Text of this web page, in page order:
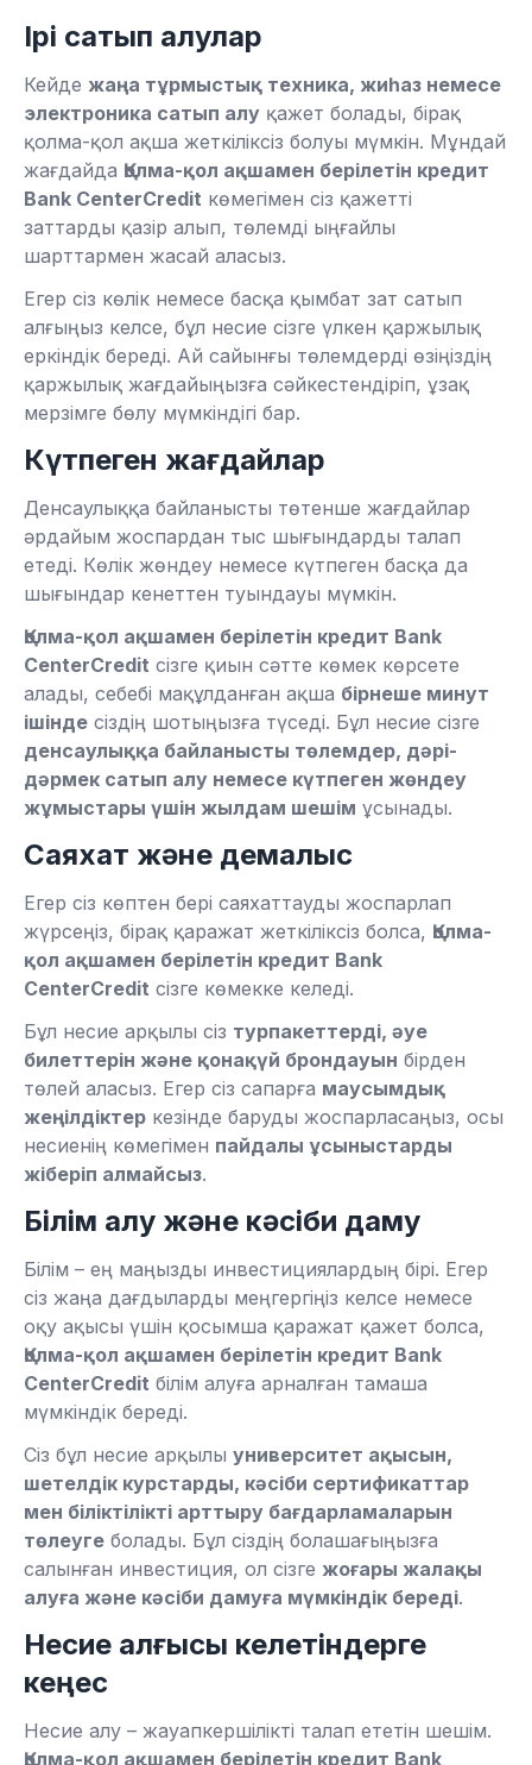
Ірі сатып алулар
Кейде жаңа тұрмыстық техника, жиһаз немесе
электроника сатып алу қажет болады, бірақ
қолма-қол ақша жеткіліксіз болуы мүмкін. Мұндай
жағдайда Қолма-қол ақшамен берілетін кредит
Bank CenterCredit көмегімен сіз қажетті
заттарды қазір алып, төлемді ыңғайлы
шарттармен жасай аласыз.
Егер сіз көлік немесе басқа қымбат зат сатып
алғыңыз келсе, бұл несие сізге үлкен қаржылық
еркіндік береді. Ай сайынғы төлемдерді өзіңіздің
қаржылық жағдайыңызға сәйкестендіріп, ұзақ
мерзімге бөлу мүмкіндігі бар.
Күтпеген жағдайлар
Денсаулыққа байланысты төтенше жағдайлар
әрдайым жоспардан тыс шығындарды талап
етеді. Көлік жөндеу немесе күтпеген басқа да
шығындар кенеттен туындауы мүмкін.
Қолма-қол ақшамен берілетін кредит Bank
CenterCredit сізге қиын сәтте көмек көрсете
алады, себебі мақұлданған ақша бірнеше минут
ішінде сіздің шотыңызға түседі. Бұл несие сізге
денсаулыққа байланысты төлемдер, дәрі-
дәрмек сатып алу немесе күтпеген жөндеу
жұмыстары үшін жылдам шешім ұсынады.
Саяхат және демалыс
Егер сіз көптен бері саяхаттауды жоспарлап
жүрсеңіз, бірақ қаражат жеткіліксіз болса, Қолма-
қол ақшамен берілетін кредит Bank
CenterCredit сізге көмекке келеді.
Бұл несие арқылы сіз турпакеттерді, әуе
билеттерін және қонақүй брондауын бірден
төлей аласыз. Егер сіз сапарға маусымдық
жеңілдіктер кезінде баруды жоспарласаңыз, осы
несиенің көмегімен пайдалы ұсыныстарды
жіберіп алмайсыз.
Білім алу және кәсіби даму
Білім – ең маңызды инвестициялардың бірі. Егер
сіз жаңа дағдыларды меңгергіңіз келсе немесе
оқу ақысы үшін қосымша қаражат қажет болса,
Қолма-қол ақшамен берілетін кредит Bank
CenterCredit білім алуға арналған тамаша
мүмкіндік береді.
Сіз бұл несие арқылы университет ақысын,
шетелдік курстарды, кәсіби сертификаттар
мен біліктілікті арттыру бағдарламаларын
төлеуге болады. Бұл сіздің болашағыңызға
салынған инвестиция, ол сізге жоғары жалақы
алуға және кәсіби дамуға мүмкіндік береді.
Несие алғысы келетіндерге
кеңес
Несие алу – жауапкершілікті талап ететін шешім.
Қолма-қол ақшамен берілетін кредит Bank